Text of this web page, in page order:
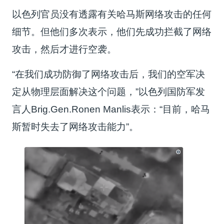
以色列官员没有透露有关哈马斯网络攻击的任何
细节。但他们多次表示，他们先成功拦截了网络
攻击，然后才进行空袭。
“在我们成功防御了网络攻击后，我们的空军决
定从物理层面解决这个问题，”以色列国防军发
言人Brig.Gen.Ronen Manlis表示：“目前，哈马
斯暂时失去了网络攻击能力”。